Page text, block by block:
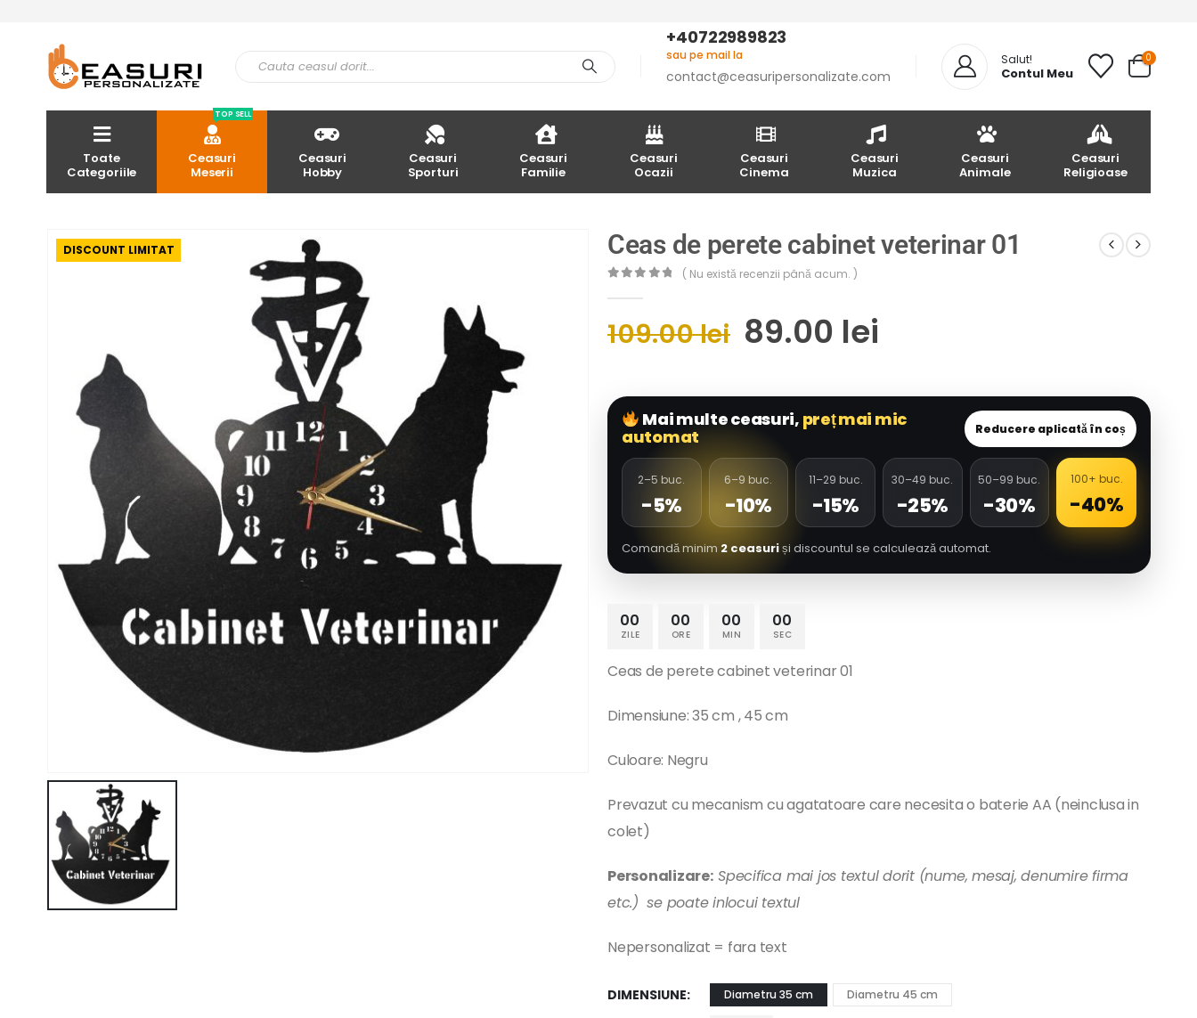
+40722989823
sau pe mail la
contact@ceasuripersonalizate.com
Salut!
Contul Meu
0
Toate
Categoriile
Ceasuri
Meserii
TOP SELL
Ceasuri
Hobby
Ceasuri
Sporturi
Ceasuri
Familie
Ceasuri
Ocazii
Ceasuri
Cinema
Ceasuri
Muzica
Ceasuri
Animale
Ceasuri
Religioase
DISCOUNT LIMITAT Ceas de perete cabinet veterinar 01
( Nu există recenzii până acum. )
109.00lei 89.00 lei
Mai multe ceasuri, preț mai mic
automat
Reducere aplicată în coș
2–5 buc.
-5%
6–9 buc.
-10%
11–29 buc.
-15%
30–49 buc.
-25%
50–99 buc.
-30%
100+ buc.
-40%
Comandă minim 2 ceasuriși discountul se calculează automat.
00
ZILE
00
ORE
00
MIN
00
SEC
Ceas de perete cabinet veterinar 01
Dimensiune: 35 cm , 45 cm
Culoare: Negru
Prevazut cu mecanism cu agatatoare care necesita o baterie AA (neinclusa in
colet)
Personalizare:Specifica mai jos textul dorit (nume, mesaj, denumire firma
etc.) se poate inlocui textul
Nepersonalizat = fara text
DIMENSIUNE Diametru 35 cm Diametru 45 cm